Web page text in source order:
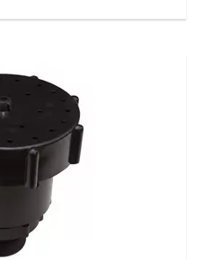
einsetzbar und
attraktive Wasserwirkung in
Brunnen, Wasserbecken und
Schaumstrahl.